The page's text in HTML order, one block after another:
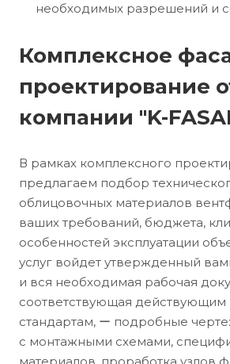
необходимых разрешений и
Комплексное
проектирование
компании "K-
В рамках комплексного
предлагаем подбор
облицовочных материалов
ваших требований, бюджета,
особенностей эксплуатации
услуг войдет утвержденный
и вся необходимая рабочая
соответствующая
стандартам, ー подробные
с монтажными схемами,